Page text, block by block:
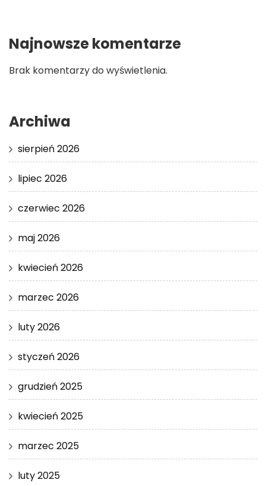
Najnowsze komentarze
Brak komentarzy do wyświetlenia.
Archiwa
sierpień 2026
lipiec 2026
czerwiec 2026
maj 2026
kwiecień 2026
marzec 2026
luty 2026
styczeń 2026
grudzień 2025
kwiecień 2025
marzec 2025
luty 2025